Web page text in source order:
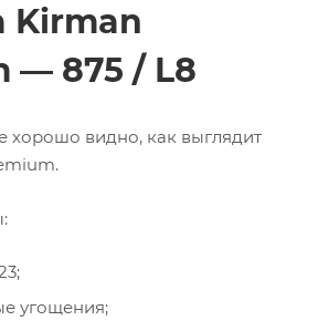
Kirman
— 875 / L8
хорошо видно, как выглядит
угощения;